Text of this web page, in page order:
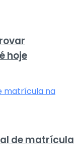
hoje
de matrícula